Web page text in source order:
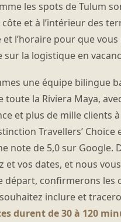
les spots de Tulum
et à l’intérieur des
et l’horaire pour que vous
sur la logistique en
une équipe bilingue
toute la Riviera Maya,
et plus de mille clients
Travellers’ Choice
note de 5,0 sur Google.
et vos dates, et nous
départ, confirmerons les
inclure et
durent de 30 à 120